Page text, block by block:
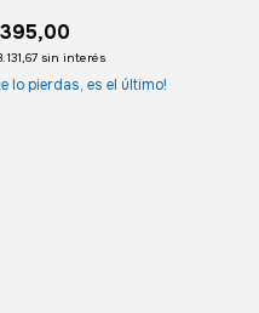
sin interés
lo pierdas, es el último!